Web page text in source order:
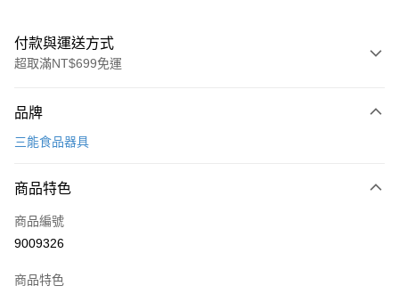
付款與運送方式
超取滿NT$699免運
信用卡一次付款
運送方式
• 付款後全家取貨
• 付款後7-11取貨
品牌
三能食品器具
商品特色
商品編號
9009326
商品特色